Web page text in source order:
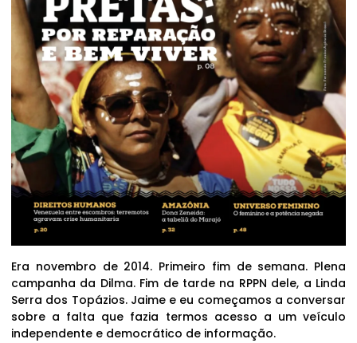
Era novembro de 2014. Primeiro fim de semana. Plena
campanha da Dilma. Fim de tarde na RPPN dele, a Linda
Serra dos Topázios. Jaime e eu começamos a conversar
sobre a falta que fazia termos acesso a um veículo
independente e democrático de informação.